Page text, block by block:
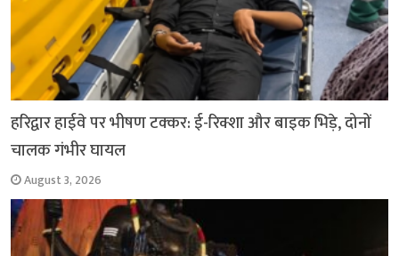
हरिद्वार हाईवे पर भीषण टक्कर: ई-रिक्शा और बाइक भिड़े, दोनों
चालक गंभीर घायल
August 3, 2026